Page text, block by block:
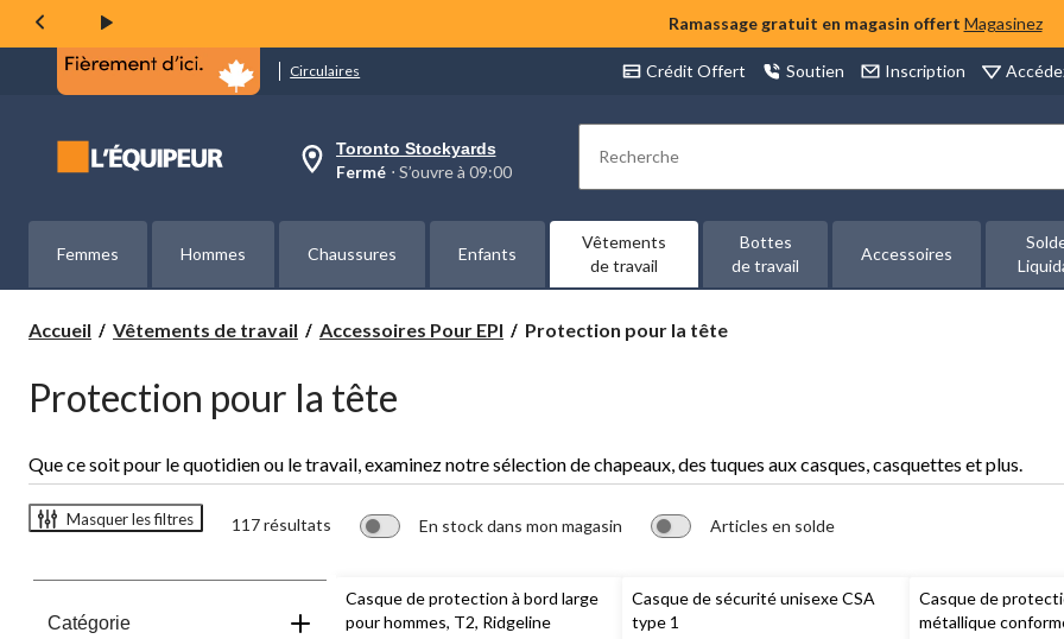
Ramassage gratuit en magasin offert Magasinez
Circulaires Crédit Offert Soutien Inscription
votre
est
Toronto
Stockyards,
S’ouvre
à
cliquer
pour
Toronto Stockyards
Fermé ⋅ S’ouvre à 09:00 Rechercher
Femmes Hommes Chaussures Enfants
Vêtements
de travail
Bottes
de travail
Accessoires
Accueil Vêtements de travail Accessoires Pour EPI
Protection
Protection pour la tête
Protection pour la tête
Que ce soit pour le quotidien ou le travail, examinez notre sélection de chapeaux, des tuques aux casques, casquettes et plus.
Masquer les filtres 117 résultats En stock dans mon magasin Articles en solde
Catégorie
Casque de protection à bord large
pour hommes, T2, Ridgeline
Casque de sécurité unisexe CSA
type 1
Casque de
métallique